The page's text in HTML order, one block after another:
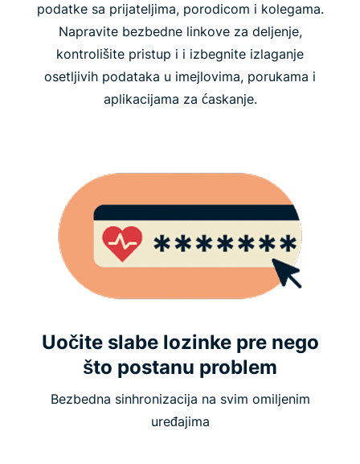
podatke sa prijateljima, porodicom i kolegama.
Napravite bezbedne linkove za deljenje,
kontrolišite pristup i i izbegnite izlaganje
osetljivih podataka u imejlovima, porukama i
aplikacijama za ćaskanje.
Uočite slabe lozinke pre nego
što postanu problem
Bezbedna sinhronizacija na svim omiljenim
uređajima